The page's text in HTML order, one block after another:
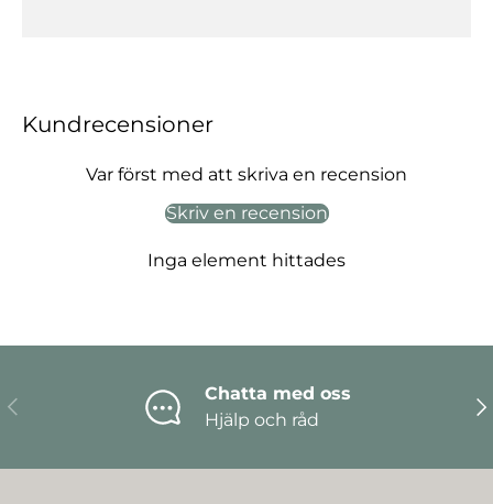
Kundrecensioner
Var först med att skriva en recension
Skriv en recension
Inga element hittades
Föregående
Chatta med oss
Hjälp och råd